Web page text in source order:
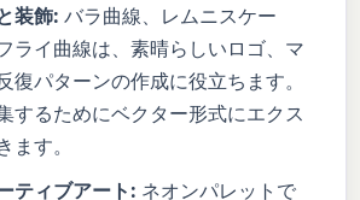
装飾: バラ曲線、レムニスケー
ライ曲線は、素晴らしいロゴ、マ
復パターンの作成に役立ちます。
するためにベクター形式にエクス
ます。
ティブアート: ネオンパレットで